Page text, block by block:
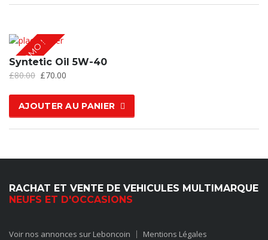
PROMO !
Syntetic Oil 5W-40
£80.00 £70.00
AJOUTER AU PANIER
RACHAT ET VENTE DE VEHICULES MULTIMARQUE
NEUFS ET D'OCCASIONS
Voir nos annonces sur Leboncoin Mentions Légales